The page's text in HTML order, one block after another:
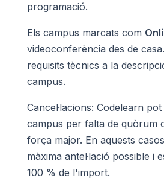
programació.
Els campus marcats com
videoconferència des de
requisits tècnics a la
campus.
Cancel·lacions: Codelearn
campus per falta de quòrum
força major. En aquests
màxima antel·lació possible i
100 % de l'import.